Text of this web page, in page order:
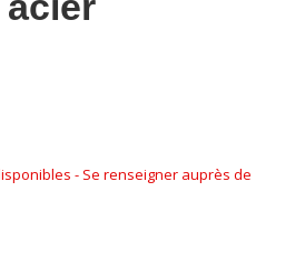
- Se renseigner auprès de